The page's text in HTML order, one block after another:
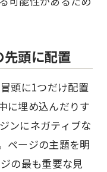
頭に配置
頭に1つだけ配置
に埋め込んだりす
ンにネガティブな
ページの主題を明
の最も重要な見